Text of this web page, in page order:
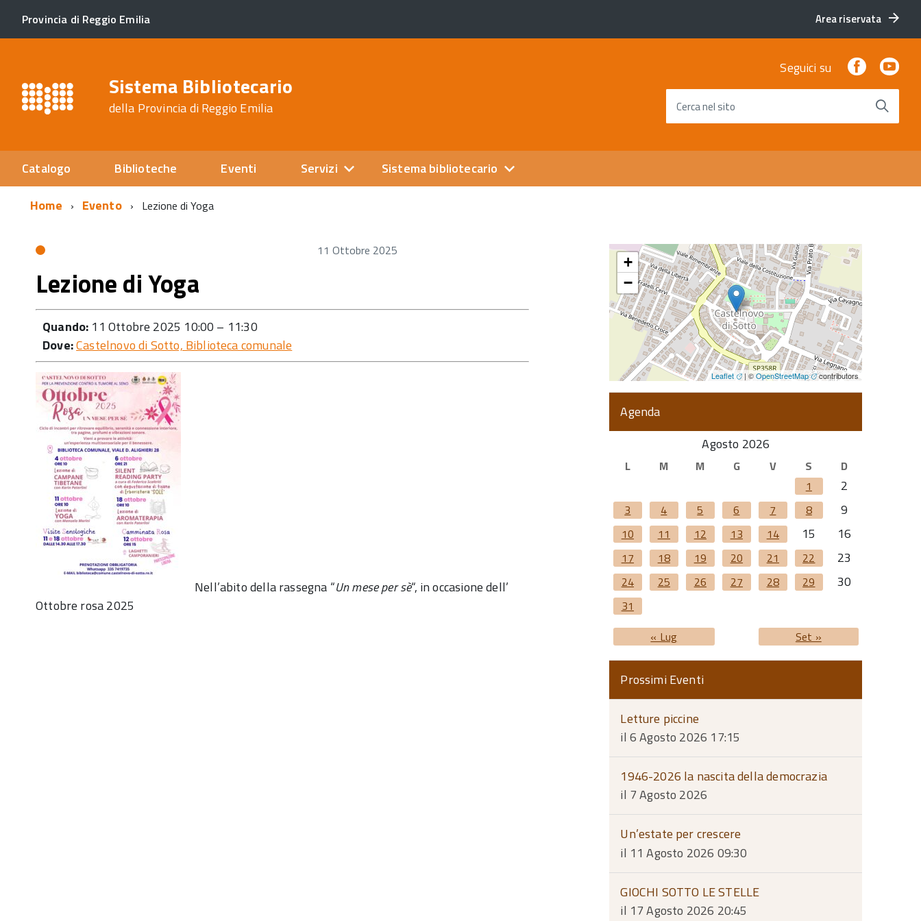
Provincia di Reggio Emilia Area riservata
Sistema Bibliotecario
della Provincia di Reggio Emilia
Seguici su Facebook
Cerca nel sito
Catalogo Biblioteche Eventi Servizi
Sistema bibliotecario
Home
Evento Lezione di Yoga
11 Ottobre 2025
Lezione di Yoga
Quando: 11 Ottobre 2025 10:00 – 11:30
Dove:Castelnovo di Sotto, Biblioteca comunale
Nell’abito della rassegna “Un mese per sè“, in occasione dell’
Ottobre rosa 2025
+
−
Leaflet | ©OpenStreetMap contributors
Agenda
Agosto 2026
L M M G V S
D
1
2
3 4 5 6 7 8 9
10 11 12 13 14 15 16
17 18 19 20 21 22 23
24 25 26 27 28 29 30
31
« Lug
Set »
Prossimi Eventi
Letture piccine
il 6 Agosto 2026 17:15
1946-2026 la nascita della democrazia
il 7 Agosto 2026
Un’estate per crescere
il 11 Agosto 2026 09:30
GIOCHI SOTTO LE STELLE
il 17 Agosto 2026 20:45